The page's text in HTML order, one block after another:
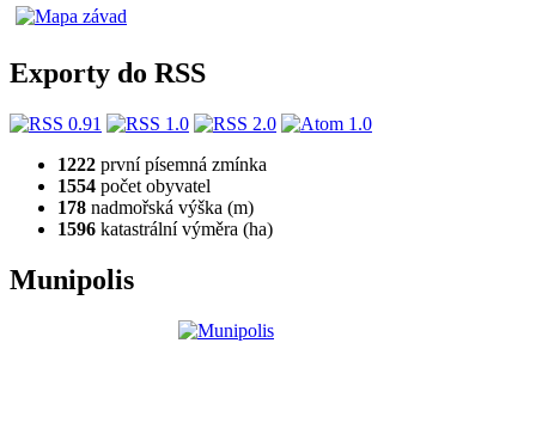
Exporty do RSS
1222 první písemná zmínka
1554 počet obyvatel
178 nadmořská výška (m)
1596 katastrální výměra (ha)
Munipolis